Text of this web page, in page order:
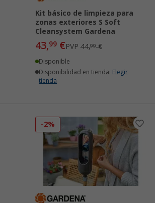
Kit básico de limpieza para
zonas exteriores S Soft
Cleansystem Gardena
43,99€PVP44,99€
Disponible
Disponibilidad en tienda: Elegir
tienda
-2%